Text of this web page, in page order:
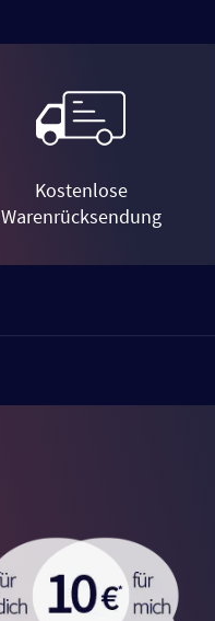
Kostenlose
Warenrücksendung